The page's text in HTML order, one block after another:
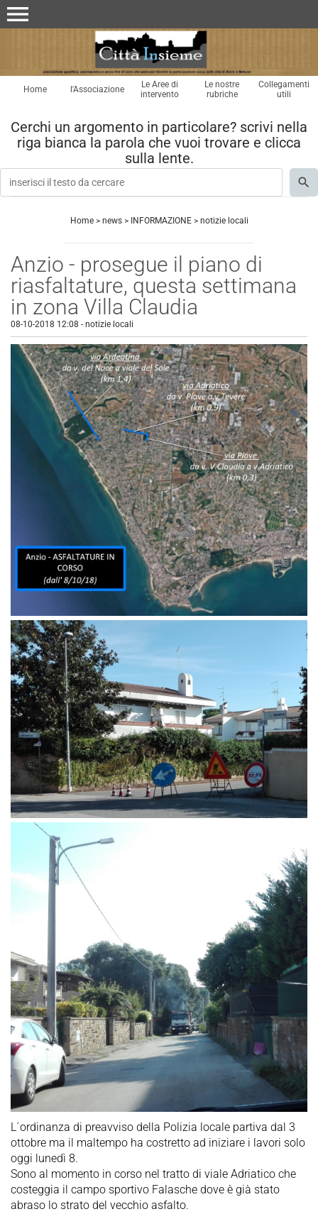
menu
Home l'Associazione
Le Aree di
intervento
Le nostre
rubriche
Collegamenti
utili
Cerchi un argomento in particolare? scrivi nella
riga bianca la parola che vuoi trovare e clicca
sulla lente.
Home> news> INFORMAZIONE> notizie locali
Anzio - prosegue il piano di
riasfaltature, questa settimana
in zona Villa Claudia
08-10-2018 12:08 - notizie locali
L´ordinanza di preavviso della Polizia locale partiva dal 3
ottobre ma il maltempo ha costretto ad iniziare i lavori solo
oggi lunedì 8.
Sono al momento in corso nel tratto di viale Adriatico che
costeggia il campo sportivo Falasche dove è già stato
abraso lo strato del vecchio asfalto.